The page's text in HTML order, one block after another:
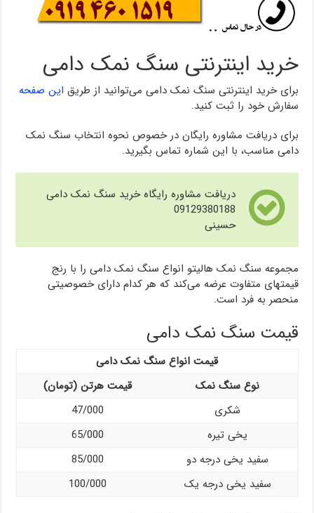
خرید اینترنتی سنگ نمک دامی
برای خرید اینترنتی سنگ نمک دامی می‌توانید از طریق این صفحه
سفارش خود را ثبت کنید.
برای دریافت مشاوره رایگان در خصوص نحوه انتخاب سنگ نمک
دامی مناسب، با این شماره تماس بگیرید.
دریافت مشاوره رایگاه خرید سنگ نمک دامی
09129380188
حسینی
مجموعه سنگ نمک هالیتو انواع سنگ نمک دامی را با رنج
قیمتهای متفاوت عرضه می‌کند که هر کدام دارای خصوصیتی
منحصر به فرد است.
قیمت سنگ نمک دامی
قیمت انواع سنگ نمک دامی
نوع سنگ نمک
قیمت هرتن (تومان)
شکری
47/000
یخی تیره
65/000
سفید یخی درجه دو
85/000
سفید یخی درجه یک
100/000